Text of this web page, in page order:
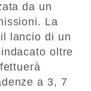
da un
La
lancio di un
oltre
a 3, 7